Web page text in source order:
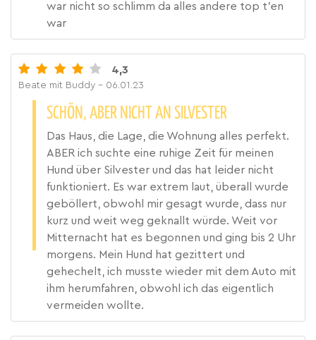
war nicht so schlimm da alles andere top t’en
war
4,3
Beate mit Buddy - 06.01.23
SCHÖN, ABER NICHT AN SILVESTER
Das Haus, die Lage, die Wohnung alles perfekt.
ABER ich suchte eine ruhige Zeit für meinen
Hund über Silvester und das hat leider nicht
funktioniert. Es war extrem laut, überall wurde
geböllert, obwohl mir gesagt wurde, dass nur
kurz und weit weg geknallt würde. Weit vor
Mitternacht hat es begonnen und ging bis 2 Uhr
morgens. Mein Hund hat gezittert und
gehechelt, ich musste wieder mit dem Auto mit
ihm herumfahren, obwohl ich das eigentlich
vermeiden wollte.